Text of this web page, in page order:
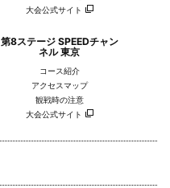
大会公式サイト
第8ステージ SPEEDチャン
ネル 東京
コース紹介
アクセスマップ
観戦時の注意
大会公式サイト